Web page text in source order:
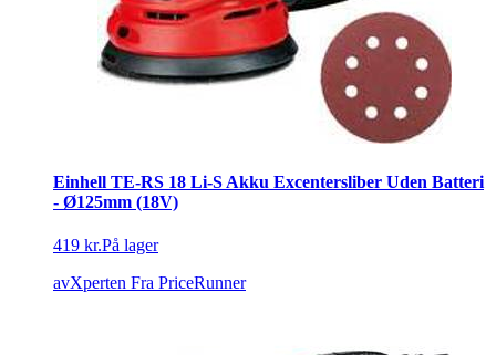
Einhell TE-RS 18 Li-S Akku Excentersliber Uden Batteri
- Ø125mm (18V)
419 kr.På lager
avXperten Fra PriceRunner